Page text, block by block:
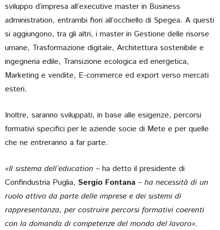
sviluppo d’impresa all’executive master in Business
administration, entrambi fiori all’occhiello di Spegea. A questi
si aggiungono, tra gli altri, i master in Gestione delle risorse
umane, Trasformazione digitale, Architettura sostenibile e
ingegneria edile, Transizione ecologica ed energetica,
Marketing e vendite, E-commerce ed export verso mercati
esteri.
Inoltre, saranno sviluppati, in base alle esigenze, percorsi
formativi specifici per le aziende socie di Mete e per quelle
che ne entreranno a far parte.
«Il sistema dell’education – ha detto il presidente di
Confindustria Puglia, Sergio Fontana – ha necessità di un
ruolo attivo da parte delle imprese e dei sistemi di
rappresentanza, per costruire percorsi formativi coerenti
con la domanda di competenze del mondo del lavoro».